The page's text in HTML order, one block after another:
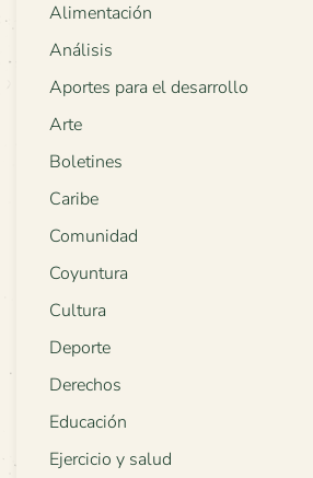
Alimentación
Análisis
Aportes para el desarrollo
Arte
Boletines
Caribe
Comunidad
Coyuntura
Cultura
Deporte
Derechos
Educación
Ejercicio y salud